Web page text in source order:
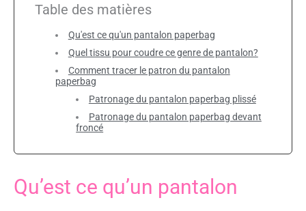
Table des matières
Qu'est ce qu'un pantalon paperbag
Quel tissu pour coudre ce genre de pantalon?
Comment tracer le patron du pantalon
paperbag
Patronage du pantalon paperbag plissé
Patronage du pantalon paperbag devant
froncé
Qu’est ce qu’un pantalon